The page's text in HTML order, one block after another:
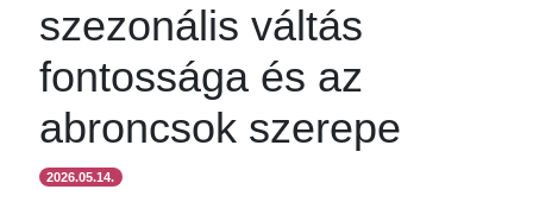
szezonális váltás
fontossága és az
abroncsok szerepe
2026.05.14.